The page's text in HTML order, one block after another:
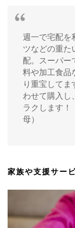
週一で宅配を
ツなどの重た
配。スーパー
料や加工食品
り重宝してま
わせて購入し
ラクします！
母）
家族や支援サー